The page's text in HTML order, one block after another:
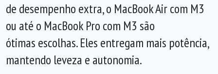
de desempenho extra, o MacBook Air com M3
ou até o MacBook Pro com M3 são
ótimas escolhas. Eles entregam mais potência,
mantendo leveza e autonomia.